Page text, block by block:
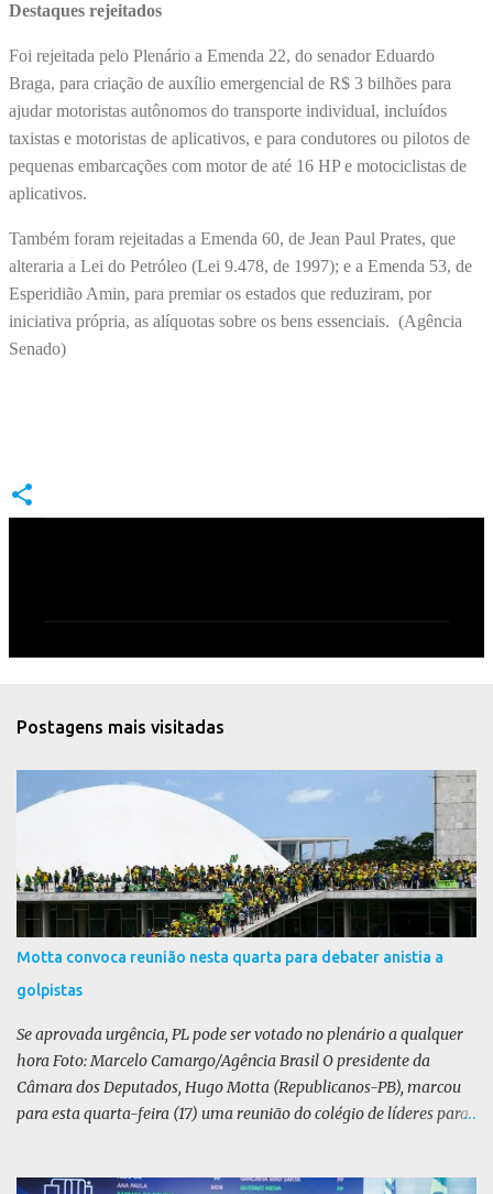
Destaques rejeitados
Foi rejeitada pelo Plenário a Emenda 22, do senador Eduardo
Braga, para criação de auxílio emergencial de R$ 3 bilhões para
ajudar motoristas autônomos do transporte individual, incluídos
taxistas e motoristas de aplicativos, e para condutores ou pilotos de
pequenas embarcações com motor de até 16 HP e motociclistas de
aplicativos.
Também foram rejeitadas a Emenda 60, de Jean Paul Prates, que
alteraria a Lei do Petróleo (Lei 9.478, de 1997); e a Emenda 53, de
Esperidião Amin, para premiar os estados que reduziram, por
iniciativa própria, as alíquotas sobre os bens essenciais. (Agência
Senado)
á
r
i
Postagens mais visitadas
Motta convoca reunião nesta quarta para debater anistia a
golpistas
Se aprovada urgência, PL pode ser votado no plenário a qualquer
hora Foto: Marcelo Camargo/Agência Brasil O presidente da
Câmara dos Deputados, Hugo Motta (Republicanos-PB), marcou
para esta quarta-feira (17) uma reunião do colégio de líderes para